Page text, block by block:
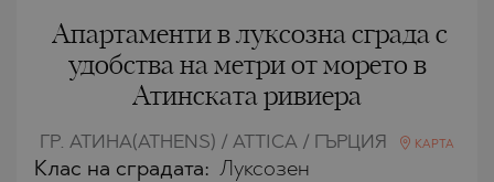
Апартаменти в луксозна сграда с
удобства на метри от морето в
Атинската ривиера
ГР. АТИНА(ATHENS) / ATTICA / ГЪРЦИЯ КАРТА
Клас на сградата: Луксозен